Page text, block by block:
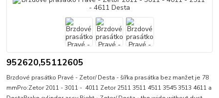
952620,55112605
Brzdové prasátko Pravé - Zetor/ Desta - šířka prasátka bez manžet je 78
mmPro:Zetor 2011 - 3011 - 4011 Zetor 2511 3511 4511 3545 3513 4611 a